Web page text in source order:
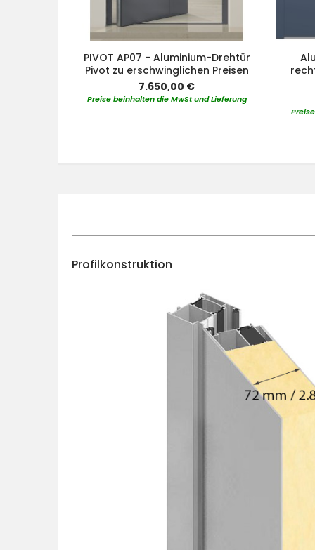
PIVOT AP07 - Aluminium-Drehtür
Pivot zu erschwinglichen Preisen
7.650,00 €
Preise beinhalten die MwSt und Lieferung
Profilkonstruktion